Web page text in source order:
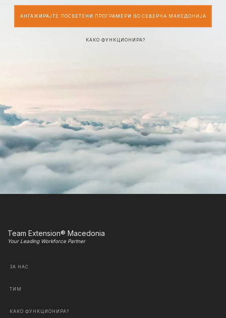
АНГАЖИРАЈТЕ ПОСВЕТЕНИ ПРОГРАМЕРИ ВО СЕВЕРНА МАКЕДОНИЈА
КАКО ФУНКЦИОНИРА?
Team Extension® Macedonia
Your Leading Workforce Partner
ЗА НАС
ТИМ
КАКО ФУНКЦИОНИРА?